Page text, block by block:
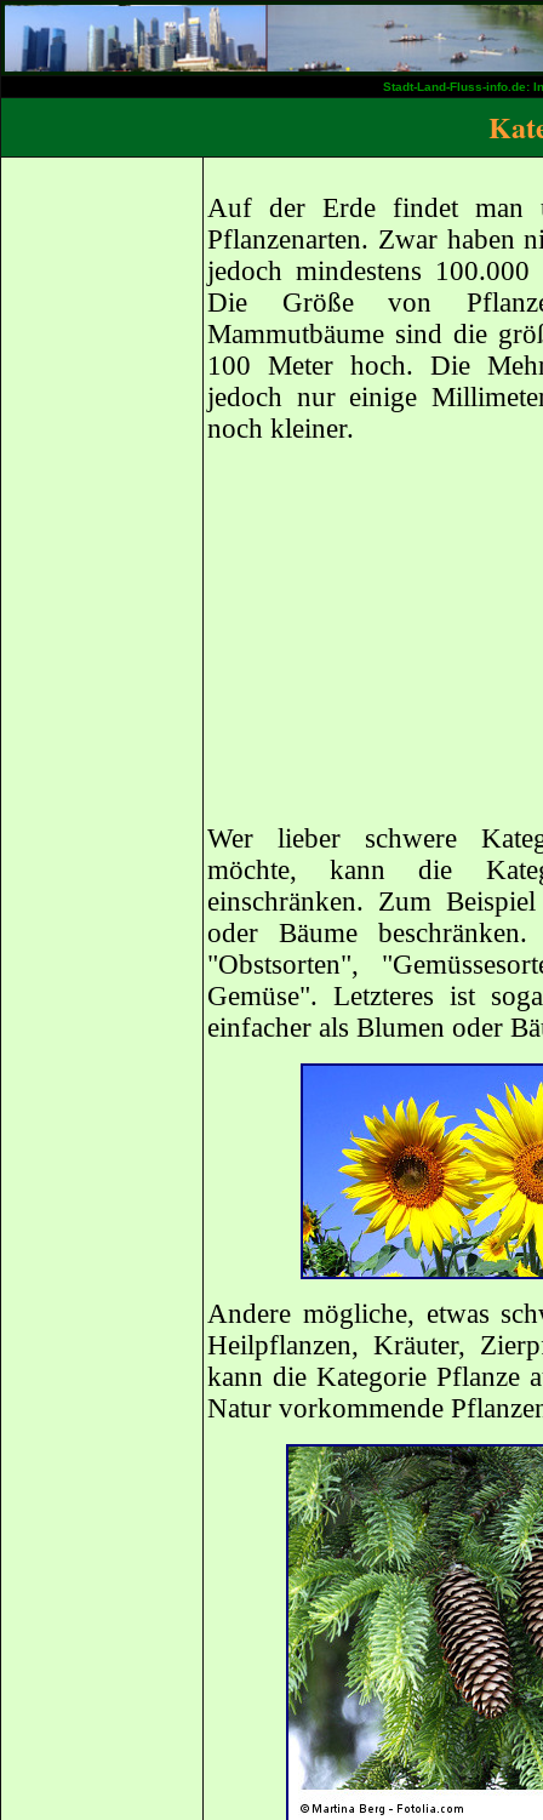
Stadt-Land-Fluss-info.de:
Auf der Erde findet man
Pflanzenarten. Zwar haben
jedoch mindestens
Die Größe von
Mammutbäume sind die
100 Meter hoch. Die
jedoch nur einige
noch kleiner.
Wer lieber schwere
möchte, kann die
einschränken. Zum
oder Bäume
"Obstsorten",
Gemüse". Letzteres ist
einfacher als Blumen oder
Andere mögliche, etwas
Heilpflanzen, Kräuter,
kann die Kategorie Pflanze
Natur vorkommende